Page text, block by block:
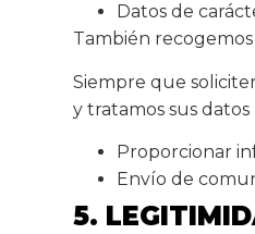
Datos de
También
Siempre que
y tratamos sus
Proporcionar
Envío de
5.